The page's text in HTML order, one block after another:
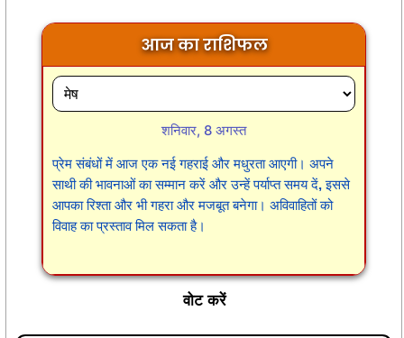
आज का राशिफल
शनिवार, 8 अगस्त
प्रेम संबंधों में आज एक नई गहराई और मधुरता आएगी। अपने
साथी की भावनाओं का सम्मान करें और उन्हें पर्याप्त समय दें, इससे
आपका रिश्ता और भी गहरा और मजबूत बनेगा। अविवाहितों को
विवाह का प्रस्ताव मिल सकता है।
वोट करें